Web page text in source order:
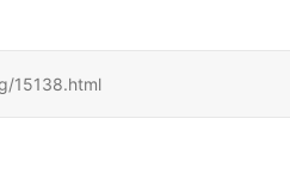
15138.html